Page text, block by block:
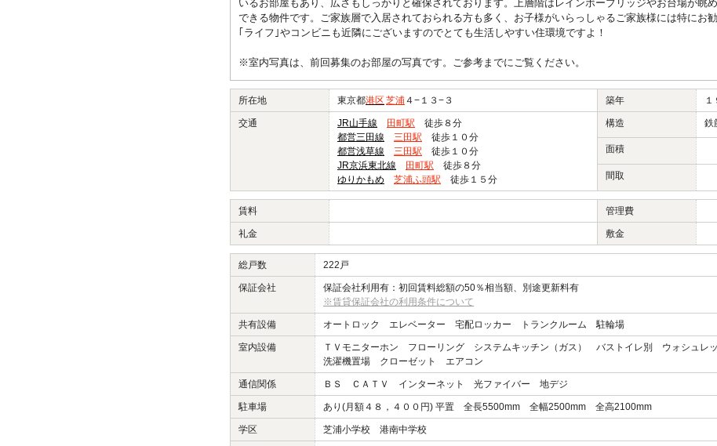
いるお部屋もあり、広さもしっかりと確保されております。上層階はレインボーブリッジやお台場が眺
できる物件です。ご家族層で入居されておられる方も多く、お子様がいらっしゃるご家族様には特にお
｢ライフ｣やコンビニも近隣にございますのでとても生活しやすい住環境ですよ！
※室内写真は、前回募集のお部屋の写真です。ご参考までにご覧ください。
所在地 東京都港区 芝浦４−１３−３ 築年
交通 JR山手線 田町駅 徒歩８分
都営三田線
三田駅 徒歩１０分
都営浅草線
三田駅 徒歩１０分
JR京浜東北線
田町駅 徒歩８分
ゆりかもめ
芝浦ふ頭駅 徒歩１５分
構造 鉄
面積
間取
賃料 管理費
礼金 敷金
総戸数 222戸
保証会社
保証会社利用有：初回賃料総額の50％相当額、別途更新料有
※賃貸保証会社の利用条件について
共有設備 オートロック エレベーター 宅配ロッカー トランクルーム 駐輪場
室内設備
ＴＶモニターホン フローリング システムキッチン（ガス） バストイレ別 ウォシュ
洗濯機置場 クローゼット エアコン
通信関係 ＢＳ ＣＡＴＶ インターネット 光ファイバー 地デジ
駐車場 あり(月額４８，４００円) 平置 全長5500mm 全幅2500mm 全高2100mm
学区 芝浦小学校 港南中学校